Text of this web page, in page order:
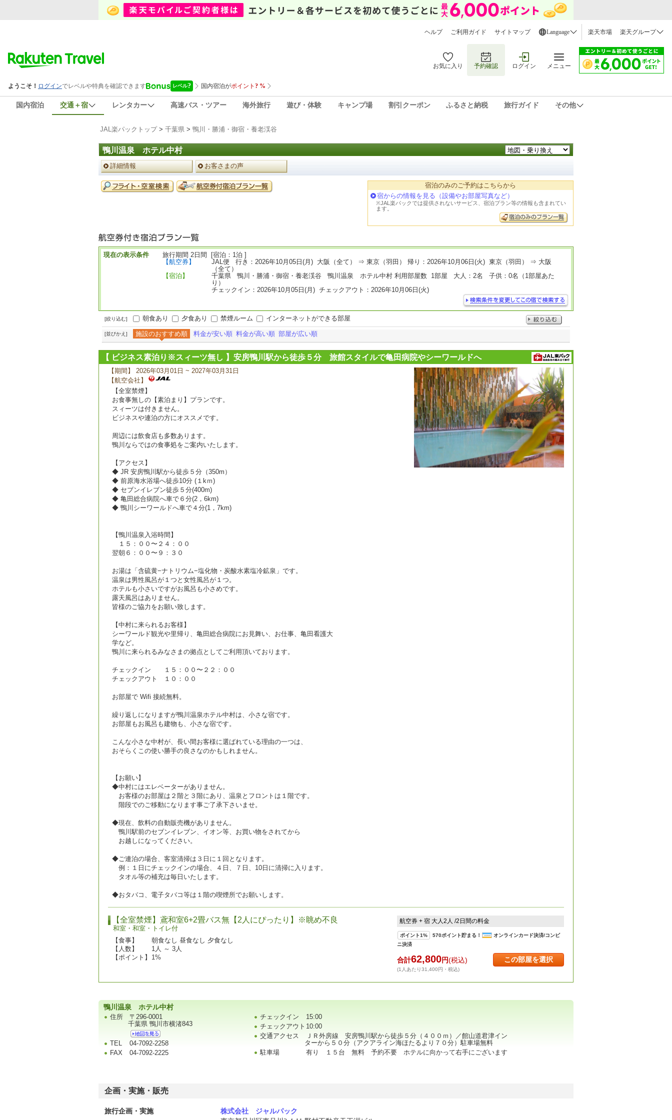
ヘルプ ご利用ガイド サイトマップ Language 楽天市場 楽天グループ
お気に入り 予約確認 ログイン メニュー
国内宿泊 交通＋宿 レンタカー 高速バス・ツアー 海外旅行 遊び・体験 キャンプ場 割引クーポン ふるさと納税 旅行ガイド その他
JAL楽パックトップ> 千葉県 > 鴨川・勝浦・御宿・養老渓谷
鴨川温泉 ホテル中村
ペ
ー
ジ
メ
ニ
詳細情報 お客さまの声
予
約
宿泊のみのご予約はこちらから
宿からの情報を見る（設備やお部屋写真など）
※JAL楽パックでは提供されないサービス、宿泊プラン等の情報も含まれてい
ます。
現在の表示条件
旅行期間 2日間 [宿泊：1泊 ]
【航空券】
JAL便 行き：2026年10月05日(月) 大阪（全て） ⇒ 東京（羽田） 帰り：2026年10月06日(火) 東京（羽田） ⇒ 大阪
（全て）
【宿泊】
千葉県 鴨川・勝浦・御宿・養老渓谷 鴨川温泉 ホテル中村 利用部屋数 1部屋 大人：2名 子供：0名（1部屋あた
り）
チェックイン：2026年10月05日(月) チェックアウト：2026年10月06日(火)
[絞り込む] 朝食あり 夕食あり 禁煙ルーム インターネットができる部屋
[並びかえ] 施設のおすすめ順 料金が安い順 料金が高い順 部屋が広い順
【 ビジネス素泊り※スィーツ無し 】安房鴨川駅から徒歩５分 旅館スタイルで亀田病院やシーワールドへ
【期間】 2026年03月01日 ~ 2027年03月31日
【航空会社】
【全室禁煙】
お食事無しの【素泊まり】プランです。
スィーツは付きません。
ビジネスや連泊の方にオススメです。
周辺には飲食店も多数あります。
鴨川ならではの食事処をご案内いたします。
【アクセス】
◆ JR 安房鴨川駅から徒歩５分（350m）
◆ 前原海水浴場へ徒歩10分 (１kｍ)
◆ セブンイレブン徒歩５分(400m)
◆ 亀田総合病院へ車で６分(2，6km)
◆ 鴨川シーワールドへ車で４分(1，7km)
【鴨川温泉入浴時間】
１５：００〜２４：００
翌朝６：００〜９：３０
お湯は「含硫黄−ナトリウム−塩化物・炭酸水素塩冷鉱泉」です。
温泉は男性風呂が１つと女性風呂が１つ。
ホテルも小さいですがお風呂も小さめです。
露天風呂はありません。
皆様のご協力をお願い致します。
【中村に来られるお客様】
シーワールド観光や里帰り、亀田総合病院にお見舞い、お仕事、亀田看護大
学など。
鴨川に来られるみなさまの拠点としてご利用頂いております。
チェックイン １５：００〜２２：００
チェックアウト １０：００
お部屋で Wifi 接続無料。
繰り返しになりますが鴨川温泉ホテル中村は、小さな宿です。
お部屋もお風呂も建物も、小さな宿です。
こんな小さな中村が、長い間お客様に選ばれている理由の一つは、
おそらくこの使い勝手の良さなのかもしれません。
【お願い】
◆中村にはエレベーターがありません。
お客様のお部屋は２階と３階にあり、温泉とフロントは１階です。
階段でのご移動になります事ご了承下さいませ。
◆現在、飲料の自動販売機がありません。
鴨川駅前のセブンイレブン、イオン等、お買い物をされてから
お越しになってください。
◆ご連泊の場合、客室清掃は３日に１回となります。
例：１日にチェックインの場合、４日、７日、10日に清掃に入ります。
タオル等の補充は毎日いたします。
◆おタバコ、電子タバコ等は１階の喫煙所でお願いします。
【全室禁煙】鳶和室6+2畳バス無【2人にぴったり】※眺め不良
和室・和室・トイレ付
【食事】
朝食なし 昼食なし 夕食なし
【人数】
1人 ～ 3人
【ポイント】
1%
航空券 + 宿 大人2人 /2日間の料金
ポイント1% 570ポイント貯まる！
オンラインカード決済/コンビ
ニ決済
合計62,800円(税込)
(1人あたり31,400円・税込)
この部屋を選択
鴨川温泉 ホテル中村
住所
〒296-0001
千葉県 鴨川市横渚843
TEL
04-7092-2258
FAX
04-7092-2225
チェックイン
15:00
チェックアウト 10:00
交通アクセス
ＪＲ外房線 安房鴨川駅から徒歩５分（４００ｍ）／館山道君津イン
ターから５０分（アクアライン海ほたるより７０分）駐車場無料
駐車場
有り １５台 無料 予約不要 ホテルに向かって右手にございます
企画・実施・販売
旅行企画・実施
株式会社 ジャルパック